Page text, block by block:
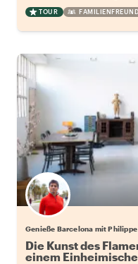
TOUR
Genieße Barcelona mit Philippe
Die Kunst des
einem